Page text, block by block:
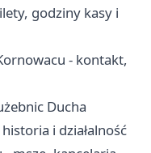
godziny kasy i
- kontakt,
Ducha
i działalność